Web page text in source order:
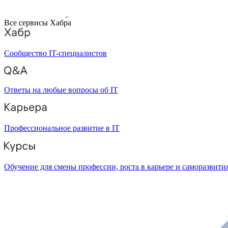
Все сервисы Хабра
Сообщество IT-специалистов
Ответы на любые вопросы об IT
Профессиональное развитие в IT
Обучение для смены профессии, роста в карьере и